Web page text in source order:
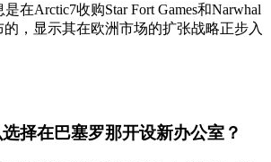
在Arctic7收购Star Fort Games和Narwhal
的，显示其在欧洲市场的扩张战略正步入
择在巴塞罗那开设新办公室？